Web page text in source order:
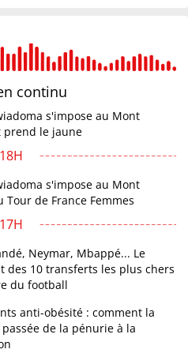
continu
s'impose au Mont
prend le jaune
18H
s'impose au Mont
Tour de France Femmes
17H
Neymar, Mbappé... Le
des 10 transferts les plus chers
du football
anti-obésité : comment la
passée de la pénurie à la